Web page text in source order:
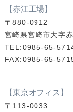
【赤江工場】
〒880-0912
宮崎県宮崎市大字
TEL:0985-65-
FAX:0985-65-
【東京オフィス】
〒113-0033